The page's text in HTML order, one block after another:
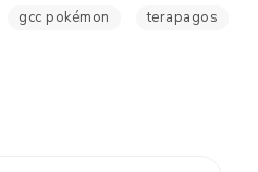
gcc pokémon terapagos